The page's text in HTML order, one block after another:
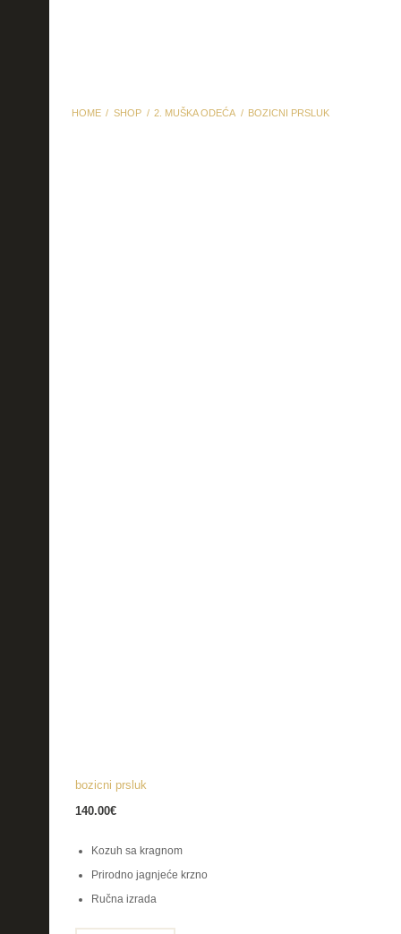
HOME SHOP 2. MUŠKA ODEĆA BOZICNI PRSLUK
bozicni prsluk
140.00€
Kozuh sa kragnom
Prirodno jagnjeće krzno
Ručna izrada